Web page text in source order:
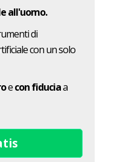
all'uomo.
di
con un solo
econ fiduciaa